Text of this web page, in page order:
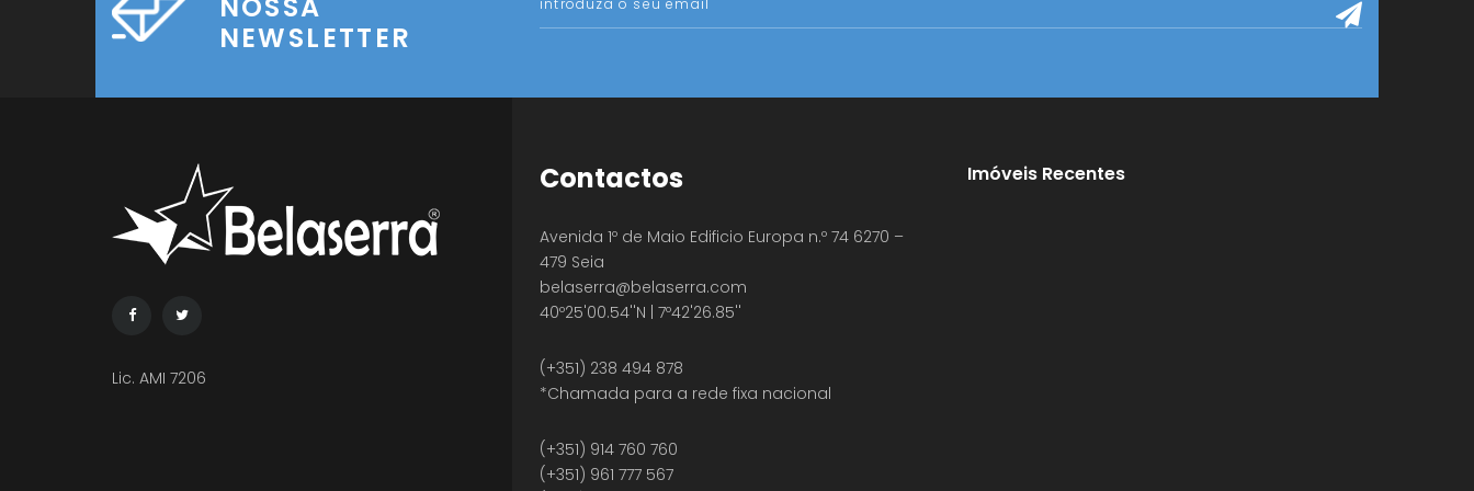
NOSSA
NEWSLETTER
Lic. AMI 7206
Contactos
Avenida 1º de Maio Edificio Europa n.º 74 6270 –
479 Seia
belaserra@belaserra.com
40º25'00.54''N | 7º42'26.85''
(+351) 238 494 878
*Chamada para a rede fixa nacional
(+351) 914 760 760
(+351) 961 777 567
Imóveis Recentes